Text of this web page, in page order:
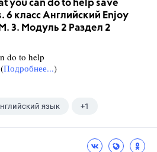
you can do to help save
класс Английский Enjoy
З. Модуль 2 Раздел 2
do to help
Подробнее...)
язык +1